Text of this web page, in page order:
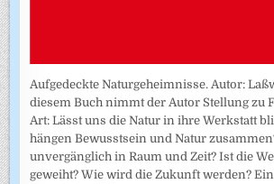
Aufgedeckte Naturgeheimnisse. Autor:
diesem Buch nimmt der Autor Stellung zu
Art: Lässt uns die Natur in ihre Werkstatt
hängen Bewusstsein und Natur
unvergänglich in Raum und Zeit? Ist die
geweiht? Wie wird die Zukunft werden?